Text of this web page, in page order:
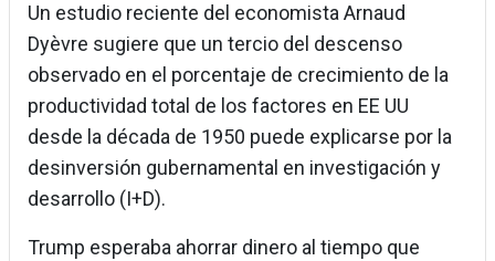
Un estudio reciente del economista Arnaud
Dyèvre sugiere que un tercio del descenso
observado en el porcentaje de crecimiento de la
productividad total de los factores en EE UU
desde la década de 1950 puede explicarse por la
desinversión gubernamental en investigación y
desarrollo (I+D).
Trump esperaba ahorrar dinero al tiempo que